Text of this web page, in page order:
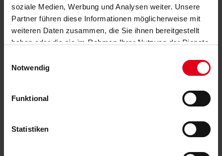
soziale Medien, Werbung und Analysen weiter. Unsere
Partner führen diese Informationen möglicherweise mit
weiteren Daten zusammen, die Sie ihnen bereitgestellt
haben oder die sie im Rahmen Ihrer Nutzung der Dienste
Notwendig
Funktional
Statistiken